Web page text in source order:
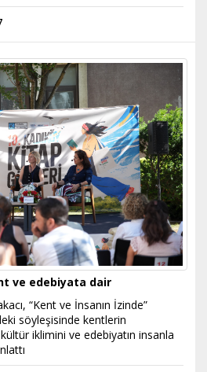
ve edebiyata dair
“Kent ve İnsanın İzinde”
söyleşisinde kentlerin
iklimini ve edebiyatın insanla